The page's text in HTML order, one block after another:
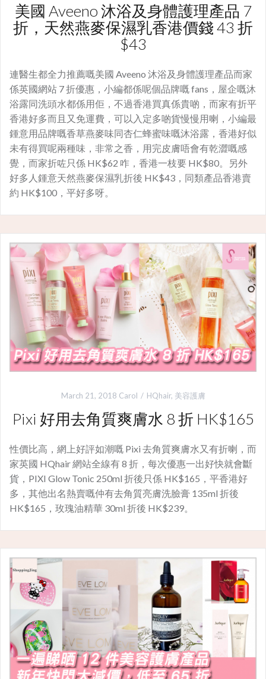
美國 Aveeno 沐浴及身體護理產品 7
折，天然燕麥保濕乳香港價錢 43 折
$43
連醫生都全力推薦嘅美國 Aveeno 沐浴及身體護理產品而家
係英國網站 7 折優惠，小編都係呢個品牌嘅 fans，屋企嘅沐
浴露同洗頭水都係用佢，不過香港買真係貴啲，而家有折平
香港好多而且又免運費，可以入定多啲貨慢慢用喇，小編最
鍾意用品牌嘅香草燕麥味同杏仁蜂蜜味嘅沐浴露，香港好似
未有得買呢兩種味，非常之香，用完皮膚唔會有乾澀嘅感
覺，而家折咗只係 HK$62 咋，香港一枝要 HK$80。另外
好多人鍾意天然燕麥保濕乳折後 HK$43，同類產品香港賣
約 HK$100，平好多呀。
March 21, 2018 Carol HQhair, 美容護膚
Pixi 好用去角質爽膚水 8 折 HK$165
性價比高，網上好評如潮嘅 Pixi 去角質爽膚水又有折喇，而
家英國 HQhair 網站全線有 8 折，每次優惠一出好快就會斷
貨，PIXI Glow Tonic 250ml 折後只係 HK$165，平香港好
多，其他出名熱賣嘅仲有去角質亮膚洗臉膏 135ml 折後
HK$165，玫瑰油精華 30ml 折後 HK$239。